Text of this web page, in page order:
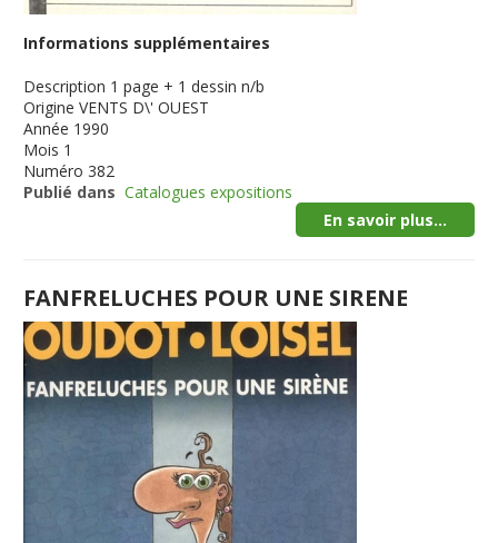
Informations supplémentaires
Description 1 page + 1 dessin n/b
Origine VENTS D\' OUEST
Année 1990
Mois 1
Numéro 382
Publié dans Catalogues expositions
En savoir plus...
FANFRELUCHES POUR UNE SIRENE